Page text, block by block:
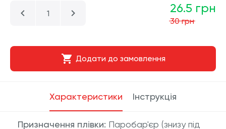
26.5 грн
30 грн
Додати до замовлення
Характеристики Інструкція
Призначення плівки: Паробар'єр (знизу під